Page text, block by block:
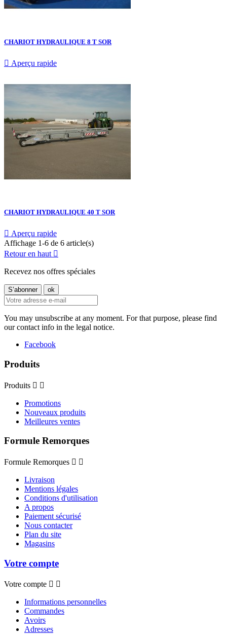
CHARIOT HYDRAULIQUE 8 T SOR
 Aperçu rapide
CHARIOT HYDRAULIQUE 40 T SOR
 Aperçu rapide
Affichage 1-6 de 6 article(s)
Retour en haut 
Recevez nos offres spéciales
You may unsubscribe at any moment. For that purpose, please find
our contact info in the legal notice.
Facebook
Produits
Produits  
Promotions
Nouveaux produits
Meilleures ventes
Formule Remorques
Formule Remorques  
Livraison
Mentions légales
Conditions d'utilisation
A propos
Paiement sécurisé
Nous contacter
Plan du site
Magasins
Votre compte
Votre compte  
Informations personnelles
Commandes
Avoirs
Adresses